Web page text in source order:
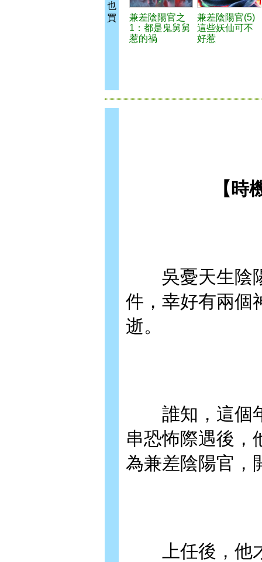
也
買
兼差陰陽官之
1：都是鬼舅舅
惹的禍
兼差陰陽官(5)
這些妖仙可不
好惹
【時
吳憂天生陰陽
件，幸好有兩個
逝。
誰知，這個年
串恐怖際遇後，
為兼差陰陽官，
上任後，他才